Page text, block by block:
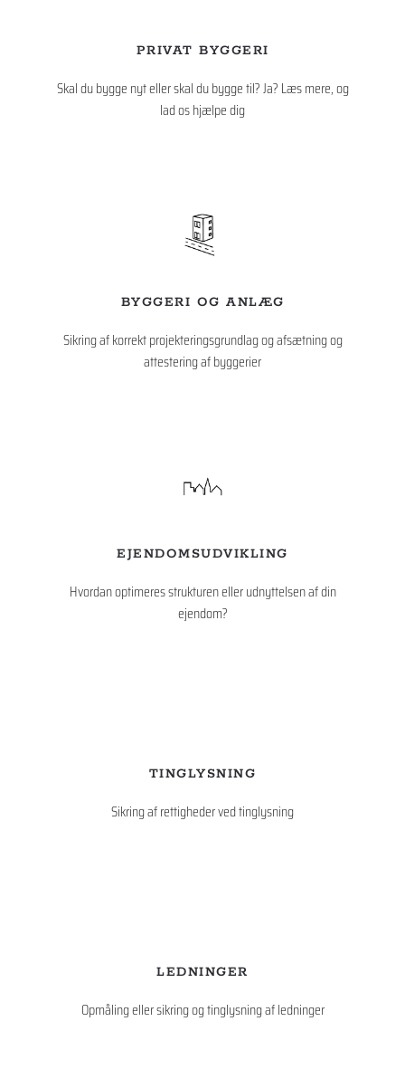
PRIVAT BYGGERI
Skal du bygge nyt eller skal du bygge til? Ja? Læs mere, og
lad os hjælpe dig
BYGGERI OG ANLÆG
Sikring af korrekt projekteringsgrundlag og afsætning og
attestering af byggerier
EJENDOMSUDVIKLING
Hvordan optimeres strukturen eller udnyttelsen af din
ejendom?
TINGLYSNING
Sikring af rettigheder ved tinglysning
LEDNINGER
Opmåling eller sikring og tinglysning af ledninger